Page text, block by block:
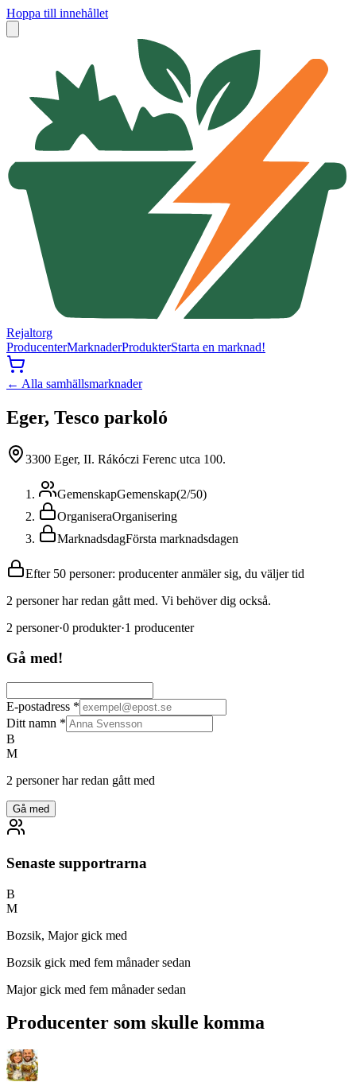
Hoppa till innehållet
Rejaltorg
ProducenterMarknaderProdukterStarta en marknad!
← Alla samhällsmarknader
Eger, Tesco parkoló
3300 Eger, II. Rákóczi Ferenc utca 100.
GemenskapGemenskap(2/50)
OrganiseraOrganisering
MarknadsdagFörsta marknadsdagen
Efter 50 personer: producenter anmäler sig, du väljer tid
2 personer har redan gått med. Vi behöver dig också.
2 personer·0 produkter·1 producenter
Gå med!
E-postadress *
Ditt namn *
B
M
2 personer har redan gått med
Gå med
Senaste supportrarna
B
M
Bozsik, Major gick med
Bozsik gick med fem månader sedan
Major gick med fem månader sedan
Producenter som skulle komma